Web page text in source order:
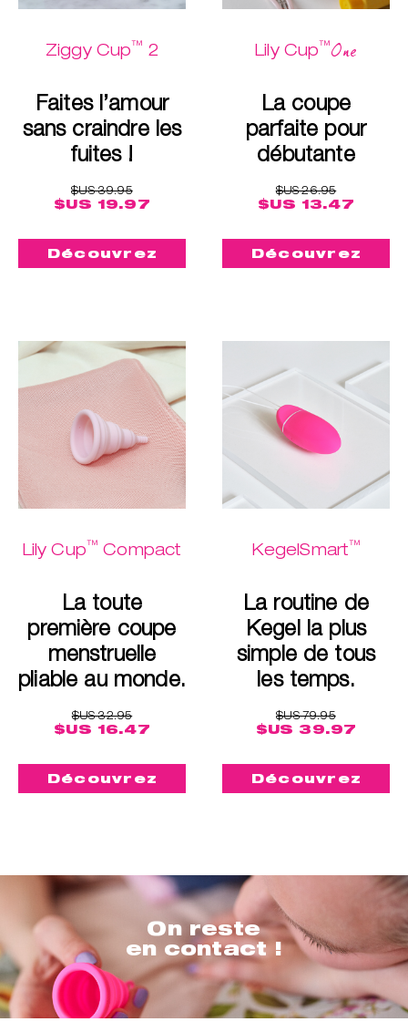
Ziggy Cup™ 2
Faites l’amour
sans craindre les
fuites !
$US 39.95
$US 19.97
Découvrez
Lily Cup™One
La coupe
parfaite pour
débutante
$US 26.95
$US 13.47
Découvrez
Lily Cup™ Compact
La toute
première coupe
menstruelle
pliable au monde.
$US 32.95
$US 16.47
Découvrez
KegelSmart™
La routine de
Kegel la plus
simple de tous
les temps.
$US 79.95
$US 39.97
Découvrez
On reste
en contact !